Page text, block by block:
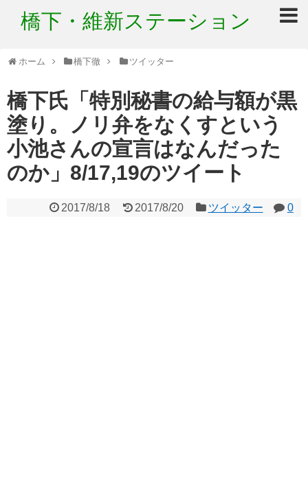
橋下・維新ステーション
ホーム 橋下徹 ツイッター
橋下氏「特別秘書の給与額が黒
塗り。ノリ弁をなくすという
小池さんの宣言はなんだった
のか」8/17,19のツイート
2017/8/18 2017/8/20 ツイッター 0